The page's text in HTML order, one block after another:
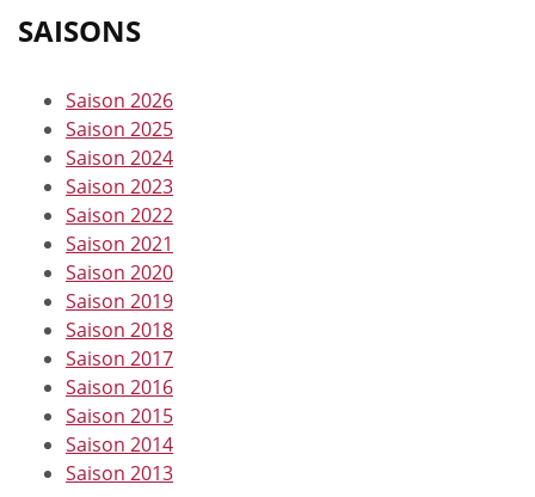
SAISONS
Saison 2026
Saison 2025
Saison 2024
Saison 2023
Saison 2022
Saison 2021
Saison 2020
Saison 2019
Saison 2018
Saison 2017
Saison 2016
Saison 2015
Saison 2014
Saison 2013